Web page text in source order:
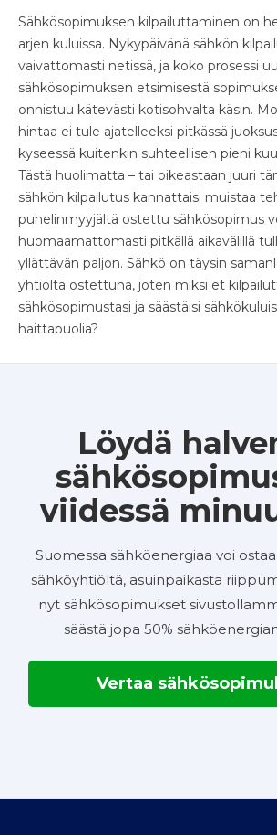
Sähkösopimuksen kilpailuttaminen on
arjen kuluissa. Nykypäivänä sähkön
vaivattomasti netissä, ja koko prosessi
sähkösopimuksen etsimisestä
onnistuu kätevästi kotisohvalta käsin.
hintaa ei tule ajatelleeksi pitkässä
kyseessä kuitenkin suhteellisen pieni
Tästä huolimatta – tai oikeastaan juuri
sähkön kilpailutus kannattaisi muistaa
puhelinmyyjältä ostettu sähkösopimus
huomaamattomasti pitkällä aikavälillä
yllättävän paljon. Sähkö on täysin
yhtiöltä ostettuna, joten miksi et
sähkösopimustasi ja säästäisi
haittapuolia?
Löydä
viidessä
Suomessa sähköenergiaa voi
sähköyhtiöltä, asuinpaikasta
nyt sähkösopimukset
säästä jopa 50%
Vertaa